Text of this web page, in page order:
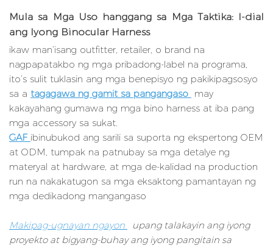
Mula sa Mga Uso hanggang sa Mga Taktika: I-dial
ang Iyong Binocular Harness
ikaw man’isang outfitter, retailer, o brand na
nagpapatakbo ng mga pribadong-label na programa,
ito’s sulit tuklasin ang mga benepisyo ng pakikipagsosyo
sa a tagagawa ng gamit sa pangangaso may
kakayahang gumawa ng mga bino harness at iba pang
mga accessory sa sukat.
GAF ibinubukod ang sarili sa suporta ng ekspertong OEM
at ODM, tumpak na patnubay sa mga detalye ng
materyal at hardware, at mga de-kalidad na production
run na nakakatugon sa mga eksaktong pamantayan ng
mga dedikadong mangangaso
Makipag-ugnayan ngayon
upang talakayin ang iyong
proyekto at bigyang-buhay ang iyong pangitain sa